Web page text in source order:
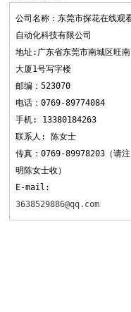
观看
公司名称：东莞市探花在线观
自动化科技有限公司
地址:广东省东莞市南城区旺南
大厦1号写字楼
邮编：523070
电话：0769-89774084
手机: 13380184263
联系人: 陈女士
传真：0769-89978203（请注
明陈女士收）
E-mail:
3638529886@qq.com